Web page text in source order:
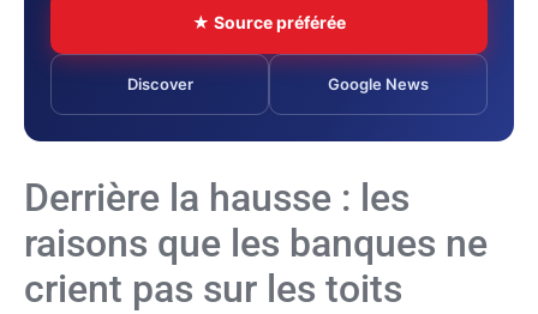
★ Source préférée
Discover Google News
Derrière la hausse : les
raisons que les banques ne
crient pas sur les toits